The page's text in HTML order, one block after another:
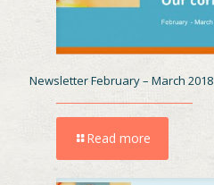
Newsletter February – March 2018
Read more